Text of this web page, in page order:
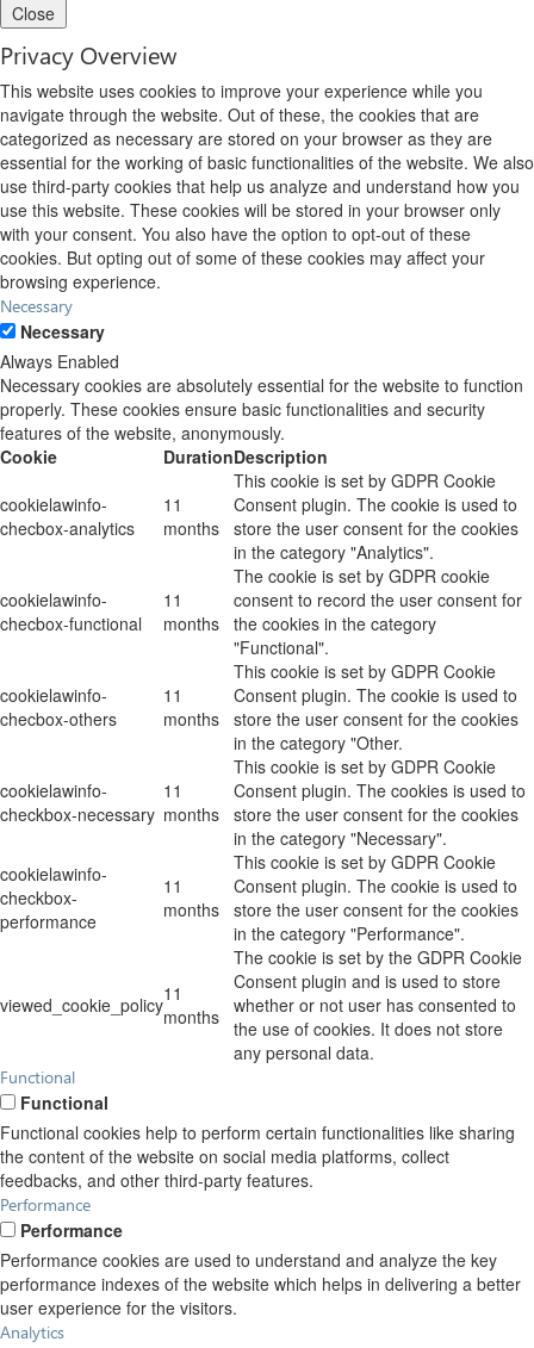
Close
Privacy Overview
This website uses cookies to improve your experience while you
navigate through the website. Out of these, the cookies that are
categorized as necessary are stored on your browser as they are
essential for the working of basic functionalities of the website. We also
use third-party cookies that help us analyze and understand how you
use this website. These cookies will be stored in your browser only
with your consent. You also have the option to opt-out of these
cookies. But opting out of some of these cookies may affect your
browsing experience.
Necessary
Necessary
Always Enabled
Necessary cookies are absolutely essential for the website to function
properly. These cookies ensure basic functionalities and security
features of the website, anonymously.
Cookie
DurationDescription
cookielawinfo-
checbox-analytics
11
months
This cookie is set by GDPR Cookie
Consent plugin. The cookie is used to
store the user consent for the cookies
in the category "Analytics".
cookielawinfo-
checbox-functional
11
months
The cookie is set by GDPR cookie
consent to record the user consent for
the cookies in the category
"Functional".
cookielawinfo-
checbox-others
11
months
This cookie is set by GDPR Cookie
Consent plugin. The cookie is used to
store the user consent for the cookies
in the category "Other.
cookielawinfo-
checkbox-necessary
11
months
This cookie is set by GDPR Cookie
Consent plugin. The cookies is used to
store the user consent for the cookies
in the category "Necessary".
cookielawinfo-
checkbox-
performance
11
months
This cookie is set by GDPR Cookie
Consent plugin. The cookie is used to
store the user consent for the cookies
in the category "Performance".
viewed_cookie_policy11
months
The cookie is set by the GDPR Cookie
Consent plugin and is used to store
whether or not user has consented to
the use of cookies. It does not store
any personal data.
Functional
Functional
Functional cookies help to perform certain functionalities like sharing
the content of the website on social media platforms, collect
feedbacks, and other third-party features.
Performance
Performance
Performance cookies are used to understand and analyze the key
performance indexes of the website which helps in delivering a better
user experience for the visitors.
Analytics